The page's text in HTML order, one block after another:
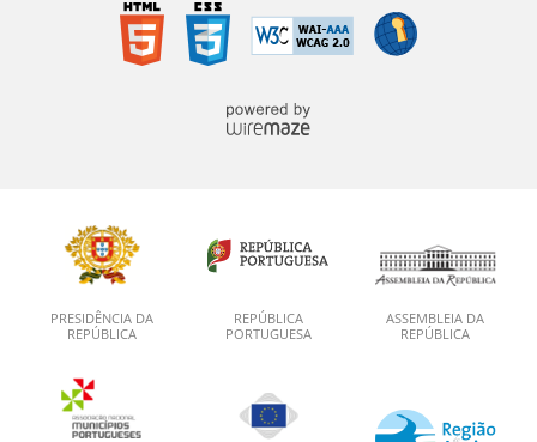
PRESIDÊNCIA DA
REPÚBLICA
REPÚBLICA
PORTUGUESA
ASSEMBLEIA DA
REPÚBLICA